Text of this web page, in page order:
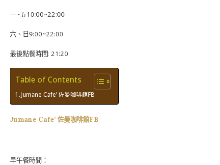
一~五10:00~22:00
六、日9:00~22:00
最後點餐時間: 21:20
Table of Contents
Jumane Cafe’ 佐曼咖啡館FB
Jumane Cafe’ 佐曼咖啡館FB
早午餐時間：